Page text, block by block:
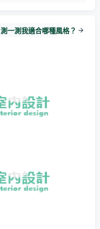
測一測我適合哪種風格？